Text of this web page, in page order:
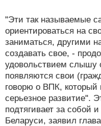
"Эти так называемые
ориентироваться на
заниматься, другими
создавать свое, -
удовольствием слышу
появляются свои
говорю о ВПК, который
серьезное развитие".
подтягивает за собой
Беларуси, заявил